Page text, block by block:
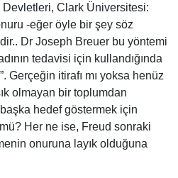
Clark Üniversitesi:
-eğer öyle bir şey söz
Dr Joseph Breuer bu yöntemi
tedavisi için kullandığında
Gerçeğin itirafı mı yoksa henüz
olmayan bir toplumdan
hedef göstermek için
Her ne ise, Freud sonraki
onuruna layık olduğuna